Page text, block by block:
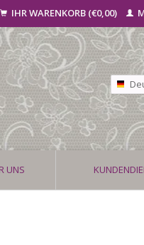
IHR WARENKORB (€0,00)
UNS